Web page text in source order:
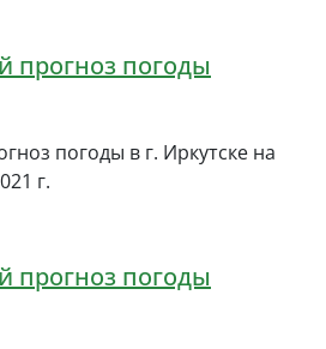
прогноз погоды
погоды в г. Иркутске на
г.
прогноз погоды